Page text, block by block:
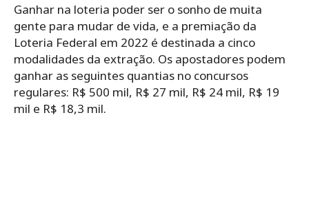
Ganhar na loteria poder ser o sonho de muita
gente para mudar de vida, e a premiação da
Loteria Federal em 2022 é destinada a cinco
modalidades da extração. Os apostadores podem
ganhar as seguintes quantias no concursos
regulares: R$ 500 mil, R$ 27 mil, R$ 24 mil, R$ 19
mil e R$ 18,3 mil.